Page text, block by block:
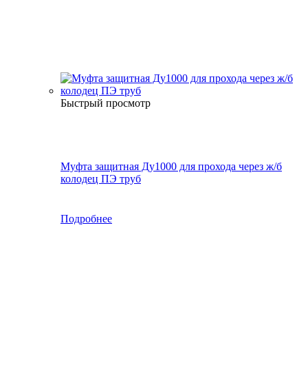
Быстрый просмотр
Муфта защитная Ду1000 для прохода через ж/б
колодец ПЭ труб
Подробнее